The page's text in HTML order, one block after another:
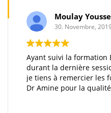
Moulay
30. Novembre,
Ayant suivi la formation
durant la dernière
je tiens à remercier les
Dr Amine pour la
très bonne